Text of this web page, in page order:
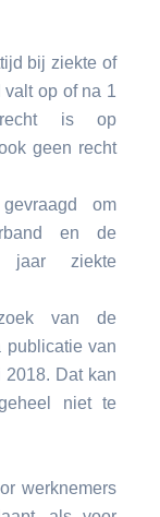
bij ziekte of
valt op of na 1
is op
geen recht
om
en de
jaar ziekte
van de
publicatie van
2018. Dat kan
niet te
werknemers